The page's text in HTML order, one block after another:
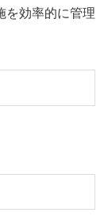
を効率的に管理